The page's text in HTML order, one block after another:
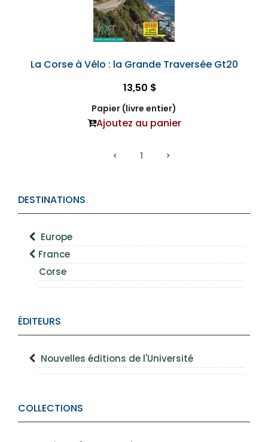
DESTINATIONS
Europe
France
Corse
ÉDITEURS
Nouvelles éditions de l'Université
COLLECTIONS
La Corse à Vélo : la Grande Traversée Gt20
13,50 $
Papier (livre entier)
Ajoutez au panier
1